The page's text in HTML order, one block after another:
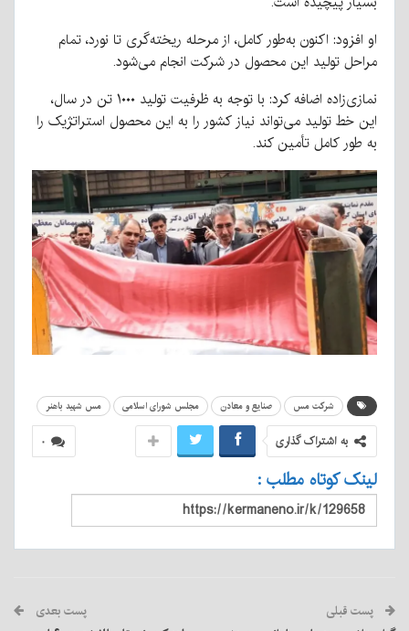
او افزود: اکنون به‌طور کامل، از مرحله ریخته‌گری تا نورد، تمام
مراحل تولید این محصول در شرکت انجام می‌شود.
نمازی‌زاده اضافه کرد: با توجه به ظرفیت تولید ۱۰۰۰ تن در سال،
این خط تولید می‌تواند نیاز کشور را به این محصول استراتژیک را
به طور کامل تأمین کند.
شرکت مس صنایع و معادن مجلس شورای اسلامی مس شهید باهنر
۰ به اشتراک گذاری
لینک کوتاه مطلب :
پست قبلی پست بعدی